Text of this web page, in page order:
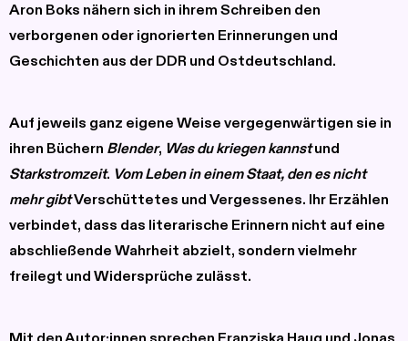
Aron Boks nähern sich in ihrem Schreiben den
verborgenen oder ignorierten Erinnerungen und
Geschichten aus der DDR und Ostdeutschland.
Auf jeweils ganz eigene Weise vergegenwärtigen sie in
ihren Büchern Blender, Was du kriegen kannstund
Starkstromzeit. Vom Leben in einem Staat, den es nicht
mehr gibtVerschüttetes und Vergessenes. Ihr Erzählen
verbindet, dass das literarische Erinnern nicht auf eine
abschließende Wahrheit abzielt, sondern vielmehr
freilegt und Widersprüche zulässt.